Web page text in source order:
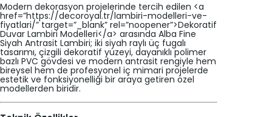
Modern dekorasyon projelerinde tercih edilen <a
href=”https://decoroyal.tr/lambiri-modelleri-ve-
fiyatlari/” target=”_blank” rel=”noopener”>Dekoratif
Duvar Lambiri Modelleri</a> arasında Alba Fine
Siyah Antrasit Lambiri; iki siyah raylı üç fugalı
tasarımı, çizgili dekoratif yüzeyi, dayanıklı polimer
bazlı PVC gövdesi ve modern antrasit rengiyle hem
bireysel hem de profesyonel iç mimari projelerde
estetik ve fonksiyonelliği bir araya getiren özel
modellerden biridir.